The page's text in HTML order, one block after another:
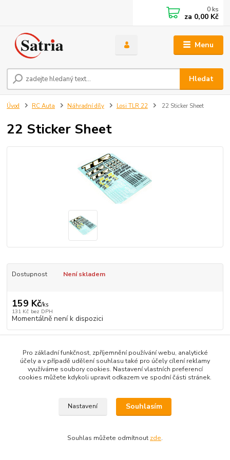
Menu
Hledat
0 ks
za 0,00 Kč
Úvod RC Auta Náhradní díly Losi TLR 22 22 Sticker Sheet
22 Sticker Sheet
Dostupnost Není skladem
159 Kč/ks
131 Kč bez DPH
Momentálně není k dispozici
Zboží zařazeno v kategoriích
Pro základní funkčnost, zpříjemnění používání webu, analytické
účely a v případě udělení souhlasu také pro účely cílení reklamy
využíváme soubory cookies. Nastavení vlastních preferencí
cookies můžete kdykoli upravit odkazem ve spodní části stránek.
Nastavení Souhlasím
Souhlas můžete odmítnout zde.